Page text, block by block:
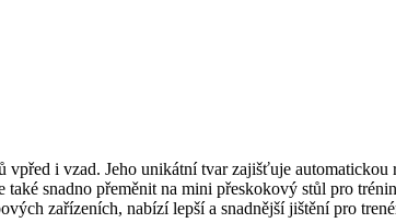
i vzad. Jeho unikátní tvar zajišťuje
snadno přeměnit na mini přeskokový stůl pro
zařízeních, nabízí lepší a snadnější jištění pro